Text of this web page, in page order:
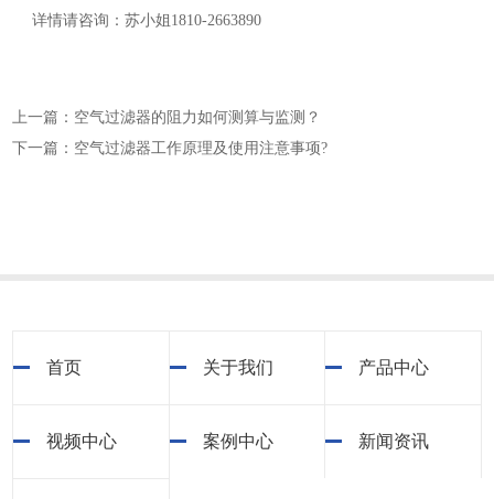
详情请咨询：苏小姐1810-2663890
上一篇：空气过滤器的阻力如何测算与监测？
下一篇：空气过滤器工作原理及使用注意事项?
首页 关于我们 产品中心
视频中心 案例中心 新闻资讯